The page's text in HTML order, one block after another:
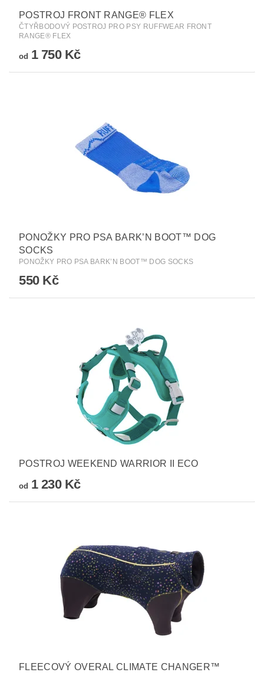
POSTROJ FRONT RANGE® FLEX
ČTYŘBODOVÝ POSTROJ PRO PSY RUFFWEAR FRONT
RANGE® FLEX
od 1 750 Kč
PONOŽKY PRO PSA BARK’N BOOT™ DOG
SOCKS
PONOŽKY PRO PSA BARK’N BOOT™ DOG SOCKS
550 Kč
POSTROJ WEEKEND WARRIOR II ECO
od 1 230 Kč
FLEECOVÝ OVERAL CLIMATE CHANGER™